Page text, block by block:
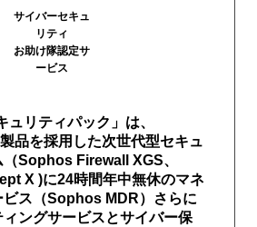
サイバーセキュ
リティ
お助け隊認定サ
ービス
ュリティパック」は、
品を採用した次世代型セキュ
（Sophos Firewall XGS、
X )に24時間年中無休のマネ
ビス（Sophos MDR）さらに
ングサービスとサイバー保